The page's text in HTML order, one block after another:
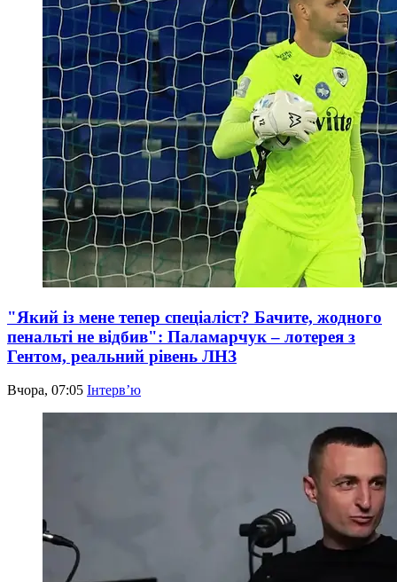
"Який із мене тепер спеціаліст? Бачите, жодного
пенальті не відбив": Паламарчук – лотерея з
Гентом, реальний рівень ЛНЗ
Вчора, 07:05 Інтерв’ю